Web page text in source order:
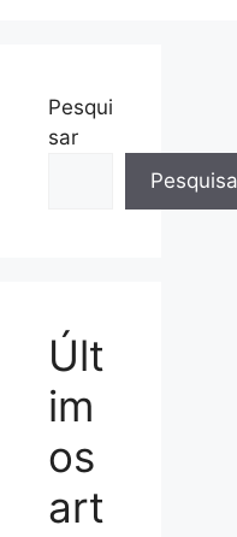
Pesqui
sar
Últ
im
os
art